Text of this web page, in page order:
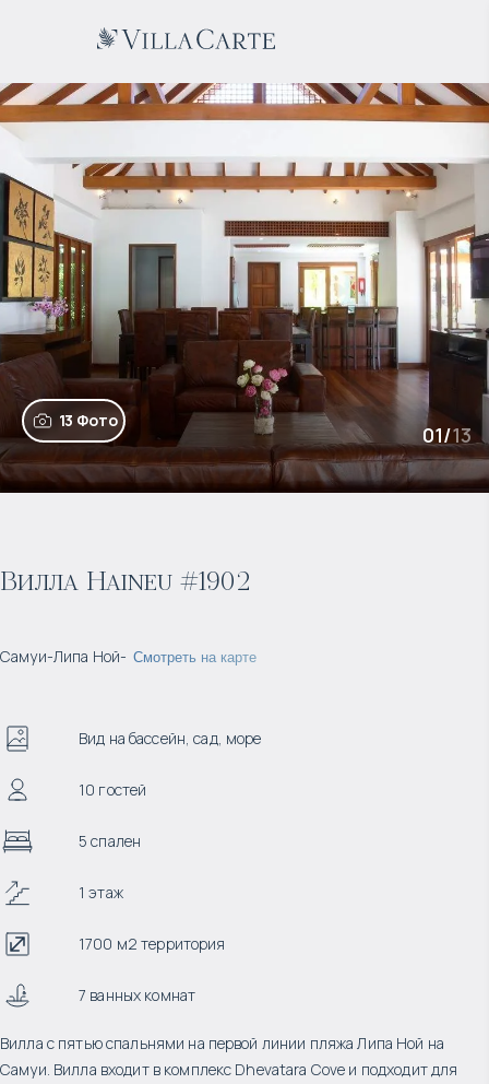
13 Фото
01/13
Вилла Haineu #1902
Самуи-Липа Ной- Смотреть на карте
Вид на бассейн, сад, море
10 гостей
5 спален
1 этаж
1700 м2 территория
7 ванных комнат
Вилла с пятью спальнями на первой линии пляжа Липа Ной на
Самуи. Вилла входит в комплекс Dhevatara Cove и подходит для